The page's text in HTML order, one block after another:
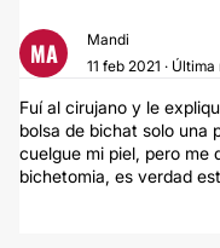
MA
Mandi
11 feb 2021 ·
Fuí al cirujano y le
bolsa de bichat solo una
cuelgue mi piel, pero me
bichetomia, es verdad